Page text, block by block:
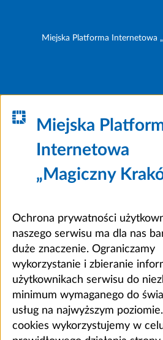
Miejska Platforma Internetowa
Miejska
Internetowa
„Magiczny
Ochrona prywatności
naszego serwisu ma dla nas
duże znaczenie. Ograniczamy
wykorzystanie i zbieranie
użytkownikach serwisu do
minimum wymaganego do
usług na najwyższym
cookies wykorzystujemy w